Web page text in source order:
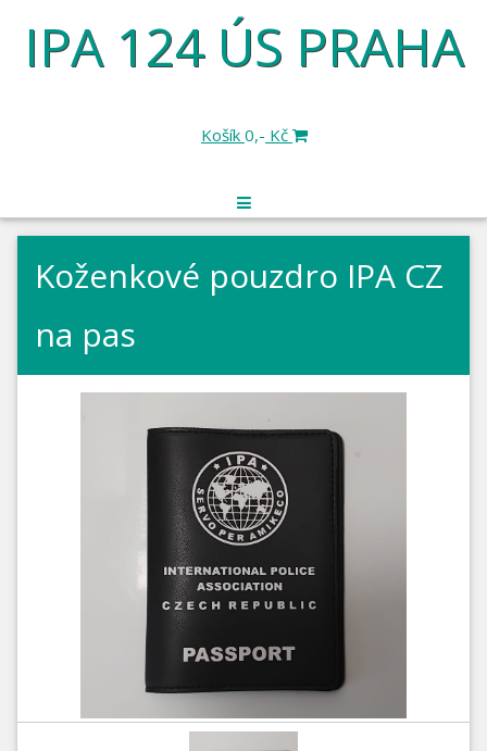
IPA 124 ÚS PRAHA
Košík 0,- Kč
Koženkové pouzdro IPA CZ
na pas